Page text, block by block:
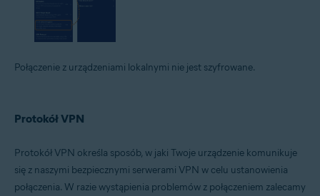
Połączenie z urządzeniami lokalnymi nie jest szyfrowane.
Protokół VPN
Protokół VPN określa sposób, w jaki Twoje urządzenie komunikuje
się z naszymi bezpiecznymi serwerami VPN w celu ustanowienia
połączenia. W razie wystąpienia problemów z połączeniem zalecamy